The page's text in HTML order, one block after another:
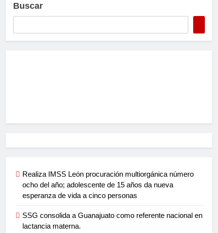
Buscar
Realiza IMSS León procuración multiorgánica número
ocho del año; adolescente de 15 años da nueva
esperanza de vida a cinco personas
SSG consolida a Guanajuato como referente nacional en
lactancia materna.